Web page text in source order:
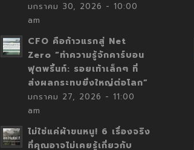
มกราคม 30, 2026 - 10:00
am
CFO คือก้าวแรกสู่ Net
Zero “ทำความรู้จักคาร์บอน
ฟุตพริ้นท์: รอยเท้าเล็กๆ ที่
ส่งผลกระทบยิ่งใหญ่ต่อโลก”
มกราคม 27, 2026 - 11:00
am
ไม่ใช่แค่ผ้าขนหนู! 6 เรื่องจริง
ที่คุณอาจไม่เคยรู้เกี่ยวกับ